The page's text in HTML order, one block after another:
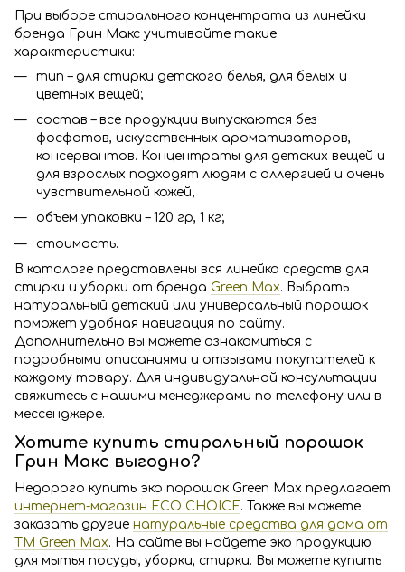
При выборе стирального концентрата из линейки
бренда Грин Макс учитывайте такие
характеристики:
тип – для стирки детского белья, для белых и
цветных вещей;
состав – все продукции выпускаются без
фосфатов, искусственных ароматизаторов,
консервантов. Концентраты для детских вещей и
для взрослых подходят людям с аллергией и очень
чувствительной кожей;
объем упаковки – 120 гр, 1 кг;
стоимость.
В каталоге представлены вся линейка средств для
стирки и уборки от бренда Green Max. Выбрать
натуральный детский или универсальный порошок
поможет удобная навигация по сайту.
Дополнительно вы можете ознакомиться с
подробными описаниями и отзывами покупателей к
каждому товару. Для индивидуальной консультации
свяжитесь с нашими менеджерами по телефону или в
мессенджере.
Хотите купить стиральный порошок
Грин Макс выгодно?
Недорого купить эко порошок Green Max предлагает
интернет-магазин ECO CHOICE. Также вы можете
заказать другие натуральные средства для дома от
ТМ Green Max. На сайте вы найдете эко продукцию
для мытья посуды, уборки, стирки. Вы можете купить